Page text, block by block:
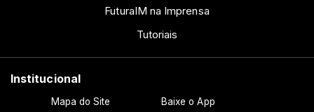
FuturaIM na Imprensa
Tutoriais
Institucional
Mapa do Site Baixe o App